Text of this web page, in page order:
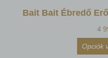
Bait Bait Ébredő
4
Opciók